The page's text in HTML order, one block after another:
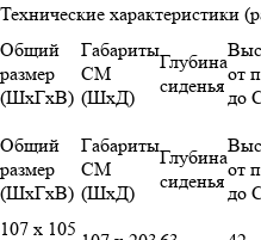
Технические характеристики
Общий
размер
(ШхГхВ)
Габариты
СМ
(ШхД)
Глубина
сиденья
от
до
Общий
размер
(ШхГхВ)
Габариты
СМ
(ШхД)
Глубина
сиденья
от
до
107 х 105